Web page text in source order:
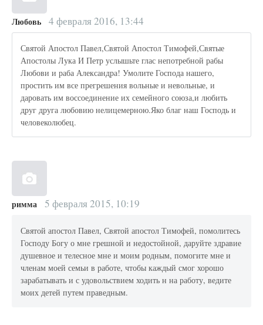
Любовь 4 февраля 2016, 13:44
Святой Апостол Павел,Святой Апостол Тимофей,Святые
Апостолы Лука И Петр услышьте глас непотребной рабы
Любови и раба Александра! Умолите Господа нашего,
простить им все прегрешения вольные и невольные, и
даровать им воссоединение их семейного союза,и любить
друг друга любовию нелицемерною.Яко благ наш Господь и
человеколюбец.
римма 5 февраля 2015, 10:19
Святой апостол Павел, Святой апостол Тимофей, помолитесь
Господу Богу о мне грешной и недостойной, даруйте здравие
душевное и телесное мне и моим родным, помогите мне и
членам моей семьи в работе, чтобы каждый смог хорошо
зарабатывать и с удовольствием ходить н на работу, ведите
моих детей путем праведным.